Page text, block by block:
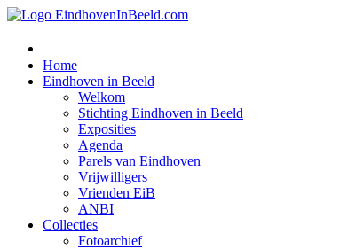
Home
Eindhoven in Beeld
Welkom
Stichting Eindhoven in Beeld
Exposities
Agenda
Parels van Eindhoven
Vrijwilligers
Vrienden EiB
ANBI
Collecties
Fotoarchief